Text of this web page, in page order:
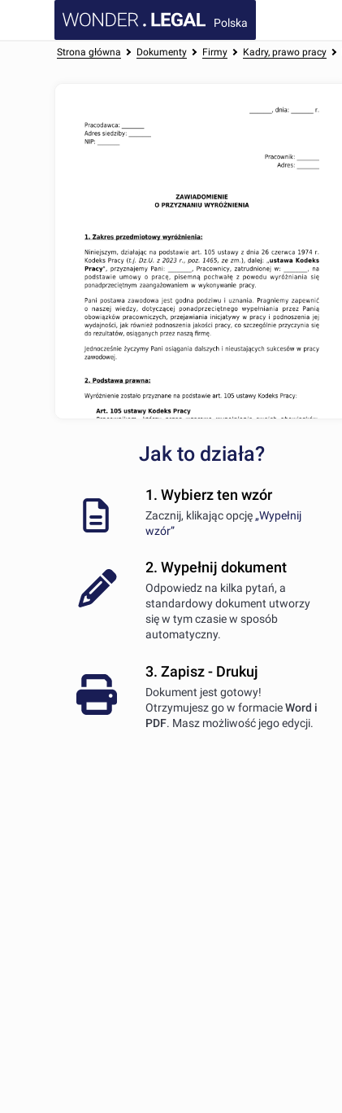
Polska
Strona główna Dokumenty Firmy Kadry, prawo pracy
Jak to działa?
1. Wybierz ten wzór
Zacznij, klikając opcję„Wypełnij
wzór”
2. Wypełnij dokument
Odpowiedz na kilka pytań, a
standardowy dokument utworzy
się w tym czasie w sposób
automatyczny.
3. Zapisz - Drukuj
Dokument jest gotowy!
Otrzymujesz go w formacieWord i
PDF. Masz możliwość jego edycji.